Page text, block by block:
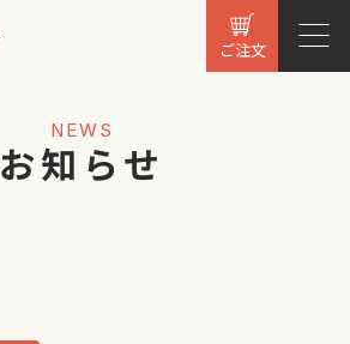
ご注文
NEWS
お知らせ